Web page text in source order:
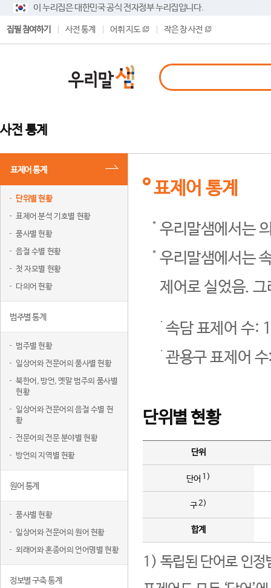
이 누리집은 대한민국 공식 전자정부 누리집입니다.
집필 참여하기 사전 통계 어휘 지도 작은 창 사전
사전 통계
표제어 통계
단위별 현황
표제어 분석 기호별 현황
품사별 현황
음절 수별 현황
첫 자모별 현황
다의어 현황
범주별 통계
범주별 현황
일상어와 전문어의 품사별 현황
북한어, 방언, 옛말 범주의 품사별
현황
일상어와 전문어의 음절 수별 현
황
전문어의 전문 분야별 현황
방언의 지역별 현황
원어 통계
품사별 현황
일상어와 전문어의 원어 현황
외래어와 혼종어의 언어명별 현황
정보별 구축 통계
표제어 통계
우리말샘에서는
우리말샘에서는
제어로 실었음.
속담 표제어 수:
관용구 표제어
단위별 현황
단위
단어 1)
구2)
합계
1) 독립된 단어로 인정